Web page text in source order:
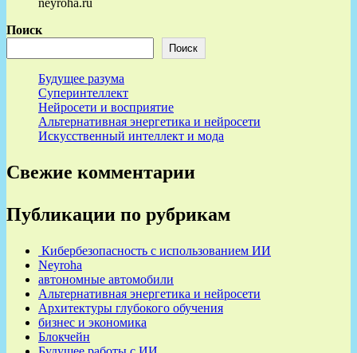
neyroha.ru
Поиск
Поиск
Будущее разума
Суперинтеллект
Нейросети и восприятие
Альтернативная энергетика и нейросети
Искусственный интеллект и мода
Свежие комментарии
Публикации по рубрикам
Кибербезопасность с использованием ИИ
Neyroha
автономные автомобили
Альтернативная энергетика и нейросети
Архитектуры глубокого обучения
бизнес и экономика
Блокчейн